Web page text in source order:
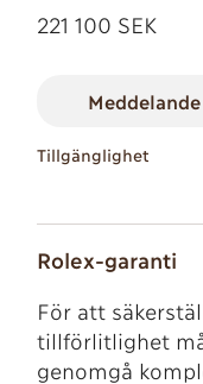
221 100 SEK
Meddelande
Tillgänglighet
Rolex-garanti
För att
tillförlitlighet
genomgå